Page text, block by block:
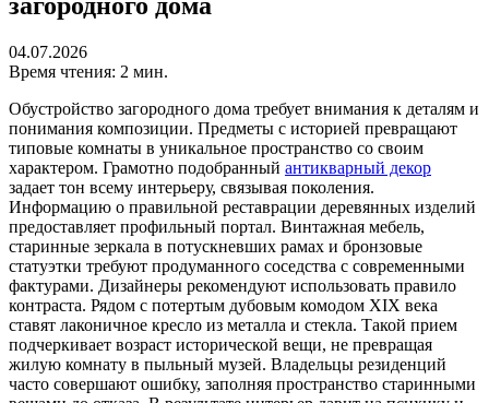
04.07.2026
Время чтения: 2 мин.
Обустройство загородного дома требует внимания к деталям и
понимания композиции. Предметы с историей превращают
типовые комнаты в уникальное пространство со своим
характером. Грамотно подобранный антикварный декор
задает тон всему интерьеру, связывая поколения.
Информацию о правильной реставрации деревянных изделий
предоставляет профильный портал. Винтажная мебель,
старинные зеркала в потускневших рамах и бронзовые
статуэтки требуют продуманного соседства с современными
фактурами. Дизайнеры рекомендуют использовать правило
контраста. Рядом с потертым дубовым комодом XIX века
ставят лаконичное кресло из металла и стекла. Такой прием
подчеркивает возраст исторической вещи, не превращая
жилую комнату в пыльный музей. Владельцы резиденций
часто совершают ошибку, заполняя пространство старинными